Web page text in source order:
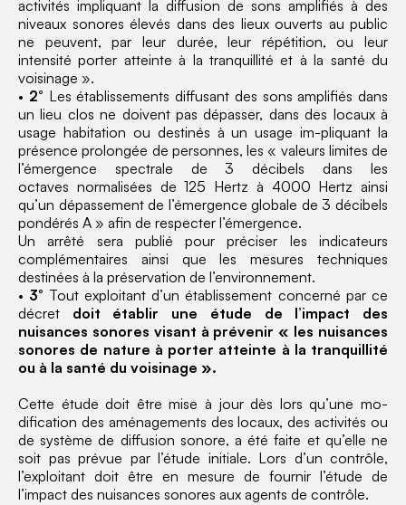
activités impliquant la diffusion de sons amplifiés à des
niveaux sonores élevés dans des lieux ouverts au public
ne peuvent, par leur durée, leur répétition, ou leur
intensité porter atteinte à la tranquillité et à la santé du
voisinage ».
• 2° Les établissements diffusant des sons amplifiés dans
un lieu clos ne doivent pas dépasser, dans des locaux à
usage habitation ou destinés à un usage im-pliquant la
présence prolongée de personnes, les « valeurs limites de
l’émergence spectrale de 3 décibels dans les
octaves normalisées de 125 Hertz à 4000 Hertz ainsi
qu’un dépassement de l’émergence globale de 3 décibels
pondérés A » afin de respecter l’émergence.
Un arrêté sera publié pour préciser les indicateurs
complémentaires ainsi que les mesures techniques
destinées à la préservation de l’environnement.
• 3° Tout exploitant d’un établissement concerné par ce
décret doit établir une étude de l’impact des
nuisances sonores visant à prévenir « les nuisances
sonores de nature à porter atteinte à la tranquillité
ou à la santé du voisinage ».
Cette étude doit être mise à jour dès lors qu’une mo-
dification des aménagements des locaux, des activités ou
de système de diffusion sonore, a été faite et qu’elle ne
soit pas prévue par l’étude initiale. Lors d’un contrôle,
l’exploitant doit être en mesure de fournir l’étude de
l’impact des nuisances sonores aux agents de contrôle.